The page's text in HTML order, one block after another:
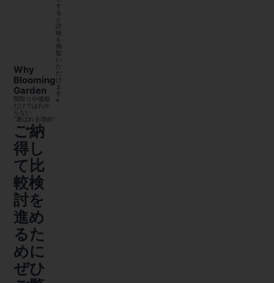
Why
Blooming
Garden
間取りや価格
だけではわか
らない
“選ばれる理由”
ご納
得し
て比
較検
討を
進め
るた
めに
ぜひ
す
る
と
詳
細
を
御
覧
い
た
だ
け
ま
す
※